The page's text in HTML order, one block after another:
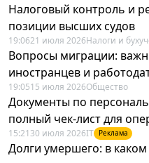
Налоговый контроль и
позиции высших судов
19:0621 июля 2026Налоги и
Вопросы миграции:
иностранцев и
19:0515 июля 2026Общество
Документы по
полный чек-лист для
15:21 30 июля 2026IT Реклама
Долги умершего: в